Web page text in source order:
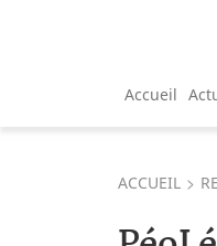
Accueil
ACCUEIL